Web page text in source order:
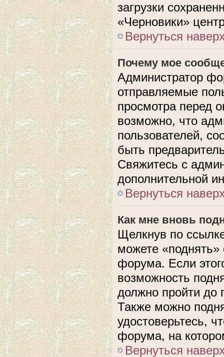
загрузки
«Черновики»
Вернуться
Почему мое
Администратор
отправляемые
просмотра перед
возможно, что
пользователей,
быть
Свяжитесь с
дополнительной
Вернуться
Как мне вновь
Щелкнув по
можете
форума. Если
возможность
должно пройти до
Также можно
удостоверьтесь,
форума, на
Вернуться